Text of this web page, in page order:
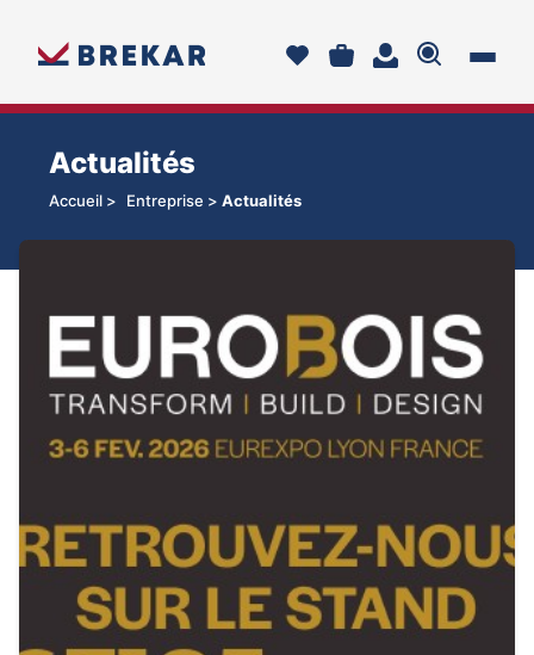
Actualités
Accueil > Entreprise > Actualités